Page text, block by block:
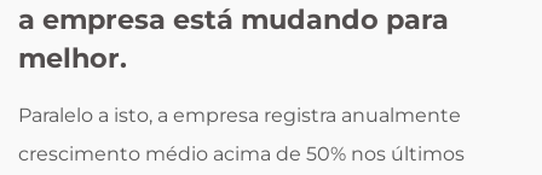
a empresa está mudando para
melhor.
Paralelo a isto, a empresa registra anualmente
crescimento médio acima de 50% nos últimos